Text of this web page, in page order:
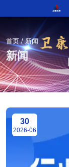
首页/新闻
新闻
30
2026-06